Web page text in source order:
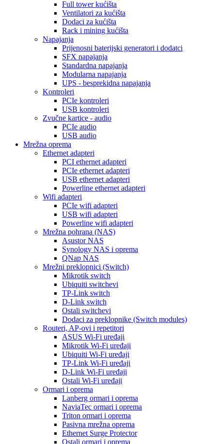
Full tower kućišta
Ventilatori za kućišta
Dodaci za kućišta
Rack i mining kućišta
Napajanja
Prijenosni baterijski generatori i dodatci
SFX napajanja
Standardna napajanja
Modularna napajanja
UPS - besprekidna napajanja
Kontroleri
PCIe kontroleri
USB kontroleri
Zvučne kartice - audio
PCIe audio
USB audio
Mrežna oprema
Ethernet adapteri
PCI ethernet adapteri
PCIe ethernet adapteri
USB ethernet adapteri
Powerline ethernet adapteri
Wifi adapteri
PCIe wifi adapteri
USB wifi adapteri
Powerline wifi adapteri
Mrežna pohrana (NAS)
Asustor NAS
Synology NAS i oprema
QNap NAS
Mrežni preklopnici (Switch)
Mikrotik switch
Ubiquiti switchevi
TP-Link switch
D-Link switch
Ostali switchevi
Dodaci za preklopnike (Switch modules)
Routeri, AP-ovi i repetitori
ASUS Wi-Fi uređaji
Mikrotik Wi-Fi uređaji
Ubiquiti Wi-Fi uređaji
TP-Link Wi-Fi uređaji
D-Link Wi-Fi uređaji
Ostali Wi-Fi uređaji
Ormari i oprema
Lanberg ormari i oprema
NaviaTec ormari i oprema
Triton ormari i oprema
Pasivna mrežna oprema
Ethernet Surge Protector
Ostali ormari i oprema